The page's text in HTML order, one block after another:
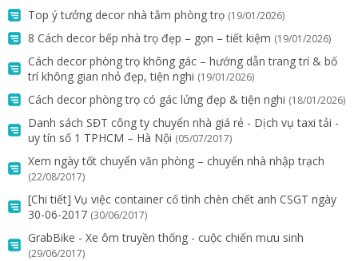
Top ý tưởng decor nhà tắm phòng trọ (19/01/2026)
8 Cách decor bếp nhà trọ đẹp – gọn – tiết kiệm (19/01/2026)
Cách decor phòng trọ không gác – hướng dẫn trang trí & bố
trí không gian nhỏ đẹp, tiện nghi (19/01/2026)
Cách decor phòng trọ có gác lửng đẹp & tiện nghi (18/01/2026)
Danh sách SĐT công ty chuyển nhà giá rẻ - Dịch vụ taxi tải -
uy tín số 1 TPHCM – Hà Nội (05/07/2017)
Xem ngày tốt chuyển văn phòng – chuyển nhà nhập trạch
(22/08/2017)
[Chi tiết] Vụ việc container cố tình chèn chết anh CSGT ngày
30-06-2017 (30/06/2017)
GrabBike - Xe ôm truyền thống - cuộc chiến mưu sinh
(29/06/2017)